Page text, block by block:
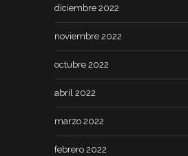
diciembre 2022
noviembre 2022
octubre 2022
abril 2022
marzo 2022
febrero 2022